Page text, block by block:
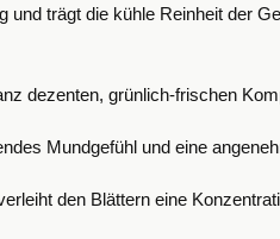
trägt die kühle Reinheit der
dezenten, grünlich-frischen
Mundgefühl und eine
den Blättern eine